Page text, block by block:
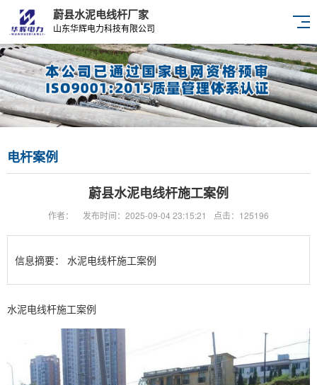
蔚县水泥电线杆厂家
山东华辉电力科技有限公司
电杆案例
蔚县水泥电线杆施工案例
作者： 发布时间：2025-09-04 23:15:21 点击：125196
信息摘要： 水泥电线杆施工案例
水泥电线杆施工案例